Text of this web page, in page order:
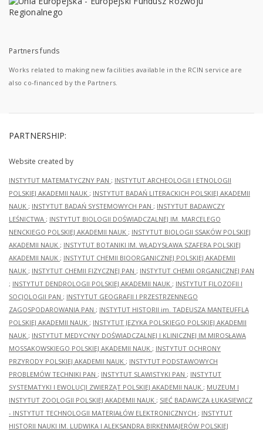
Partners funds
Works related to making new facilities available in the RCIN service are
also co-financed by the Partners.
PARTNERSHIP:
Website created by
INSTYTUT MATEMATYCZNY PAN ; INSTYTUT ARCHEOLOGII I ETNOLOGII
POLSKIEJ AKADEMII NAUK ; INSTYTUT BADAŃ LITERACKICH POLSKIEJ AKADEMII
NAUK ; INSTYTUT BADAŃ SYSTEMOWYCH PAN ; INSTYTUT BADAWCZY
LEŚNICTWA ; INSTYTUT BIOLOGII DOŚWIADCZALNEJ IM. MARCELEGO
NENCKIEGO POLSKIEJ AKADEMII NAUK ; INSTYTUT BIOLOGII SSAKÓW POLSKIEJ
AKADEMII NAUK ; INSTYTUT BOTANIKI IM. WŁADYSŁAWA SZAFERA POLSKIEJ
AKADEMII NAUK ; INSTYTUT CHEMII BIOORGANICZNEJ POLSKIEJ AKADEMII
NAUK ; INSTYTUT CHEMII FIZYCZNEJ PAN ; INSTYTUT CHEMII ORGANICZNEJ PAN
; INSTYTUT DENDROLOGII POLSKIEJ AKADEMII NAUK ; INSTYTUT FILOZOFII I
SOCJOLOGII PAN ; INSTYTUT GEOGRAFII I PRZESTRZENNEGO
ZAGOSPODAROWANIA PAN ; INSTYTUT HISTORII im. TADEUSZA MANTEUFFLA
POLSKIEJ AKADEMII NAUK ; INSTYTUT JĘZYKA POLSKIEGO POLSKIEJ AKADEMII
NAUK ; INSTYTUT MEDYCYNY DOŚWIADCZALNEJ I KLINICZNEJ IM.MIROSŁAWA
MOSSAKOWSKIEGO POLSKIEJ AKADEMII NAUK ; INSTYTUT OCHRONY
PRZYRODY POLSKIEJ AKADEMII NAUK ; INSTYTUT PODSTAWOWYCH
PROBLEMÓW TECHNIKI PAN ; INSTYTUT SLAWISTYKI PAN ; INSTYTUT
SYSTEMATYKI I EWOLUCJI ZWIERZĄT POLSKIEJ AKADEMII NAUK ; MUZEUM I
INSTYTUT ZOOLOGII POLSKIEJ AKADEMII NAUK ; SIEĆ BADAWCZA ŁUKASIEWICZ
- INSTYTUT TECHNOLOGII MATERIAŁÓW ELEKTRONICZNYCH ; INSTYTUT
HISTORII NAUKI IM. LUDWIKA I ALEKSANDRA BIRKENMAJERÓW POLSKIEJ